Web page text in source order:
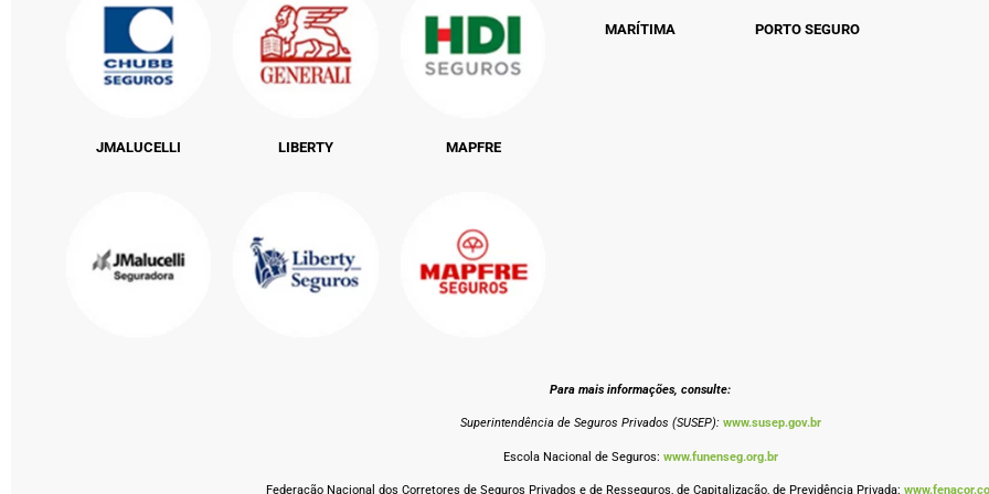
JMALUCELLI LIBERTY MAPFRE
MARÍTIMA PORTO SEGURO
Para mais informações, consulte:
Superintendência de Seguros Privados (SUSEP): www.susep.gov.br
Escola Nacional de Seguros: www.funenseg.org.br
Federação Nacional dos Corretores de Seguros Privados e de Resseguros, de Capitalização, de Previdência Privada: